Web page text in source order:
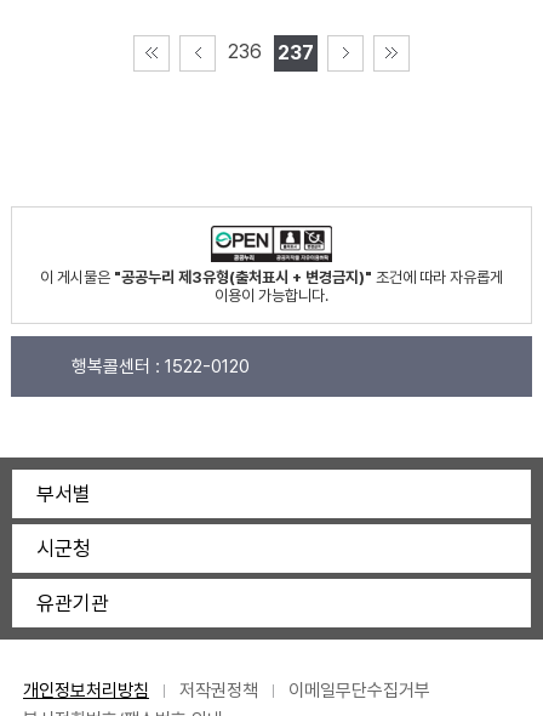
236 237
이 게시물은 "공공누리 제3유형(출처표시 + 변경금지)" 조건에 따라 자유롭게
이용이 가능합니다.
행복콜센터 : 1522-0120
부서별
시군청
유관기관
개인정보처리방침 저작권정책
이메일무단수집거부